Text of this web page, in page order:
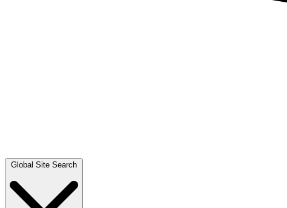
Global Site Search